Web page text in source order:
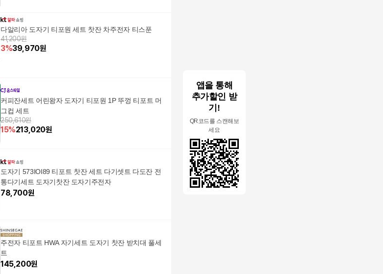
앱을 통해
추가할인 받
기!
QR코드를 스캔해보
세요
다알리아 도자기 티포원 세트 찻잔 차주전자 티스푼
41,200원
3%39,970원
커피잔세트 어린왕자 도자기 티포원 1P 뚜껑 티포트 머
그컵 세트
250,610원
15%213,020원
도자기 573IOI89 티포트 찻잔 세트 다기셋트 다도잔 전
통다기세트 도자기찻잔 도자기주전자
78,700원
주전자 티포트 HWA 자기세트 도자기 찻잔 받치대 풀세
트
145,200원